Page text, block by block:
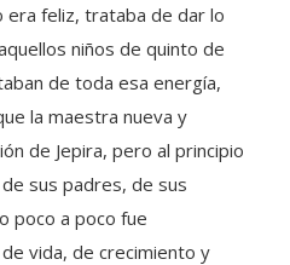
era feliz, trataba de dar lo
niños de quinto de
de toda esa energía,
la maestra nueva y
de Jepira, pero al principio
sus padres, de sus
poco a poco fue
vida, de crecimiento y